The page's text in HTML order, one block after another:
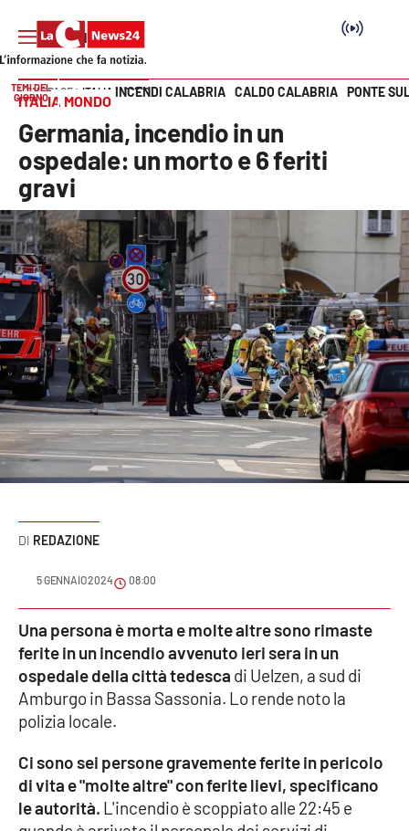
SEZIONI
Cronaca
Politica
Attualità
Economia e lavoro
Italia Mondo
Sanità
Meteo
Editoriali
VIDEO
Ambiente
Cronaca
Vai
TEMI DEL
GIORNO
INCENDI CALABRIA CALDO CALABRIA PONTE
HOME PAGE ITALIA MONDO
ITALIA MONDO
Germania, incendio in un
ospedale: un morto e 6 feriti
gravi
REDAZIONE
5 GENNAIO 2024 08:00
Una persona è morta e molte altre sono rimaste
ferite in un incendio avvenuto ieri sera in un
ospedale della città tedesca di Uelzen, a sud di
Amburgo in Bassa Sassonia. Lo rende noto la
polizia locale.
Ci sono sei persone gravemente ferite in pericolo
di vita e "molte altre" con ferite lievi, specificano
le autorità. L'incendio è scoppiato alle 22:45 e